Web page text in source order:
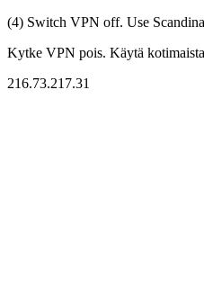
(4) Switch VPN off. Use
Kytke VPN pois. Käytä
216.73.217.31